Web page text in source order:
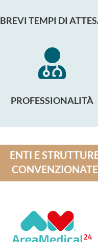
BREVI TEMPI DI

PROFESSIONALITÀ
ENTI E
CONVENZIONATE